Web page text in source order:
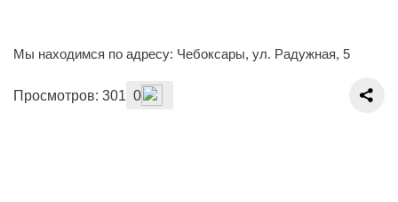
Мы находимся по адресу: Чебоксары, ул. Радужная, 5
Просмотров: 301 0